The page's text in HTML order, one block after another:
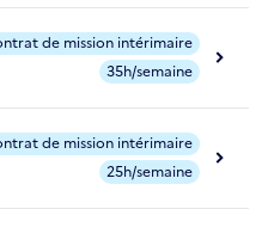
de mission intérimaire
35h/semaine
de mission intérimaire
25h/semaine